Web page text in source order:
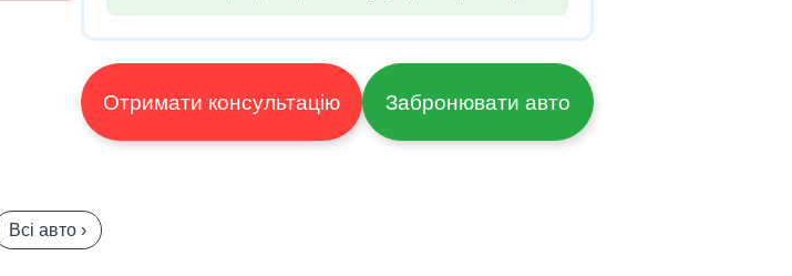
Отримати консультацію Забронювати авто
Всі авто ›